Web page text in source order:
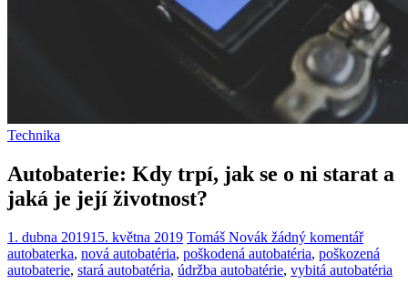
Technika
Autobaterie: Kdy trpí, jak se o ni starat a
jaká je její životnost?
1. dubna 201915. května 2019 Tomáš Novák žádný komentář
autobaterka, nová autobatéria, poškodená autobatéria, poškozená
autobaterie, stará autobatéria, údržba autobatérie, vybitá autobatéria